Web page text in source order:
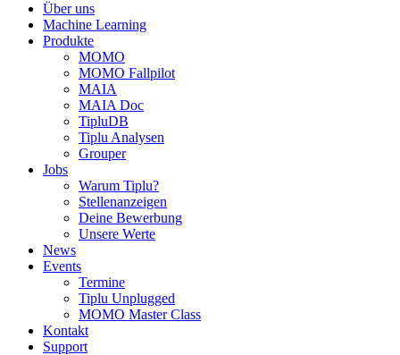
Über uns
Machine Learning
Produkte
MOMO
MOMO Fallpilot
MAIA
MAIA Doc
TipluDB
Tiplu Analysen
Grouper
Jobs
Warum Tiplu?
Stellenanzeigen
Deine Bewerbung
Unsere Werte
News
Events
Termine
Tiplu Unplugged
MOMO Master Class
Kontakt
Support